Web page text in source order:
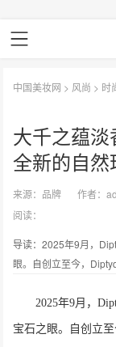
中国美妆网 > 风尚 > 时
大千之蕴
全新的自然
来源： 品牌 作者：
阅读：
导读：2025年9月，
眼。自创立至今，
2025年9月，
宝石之眼。自创立